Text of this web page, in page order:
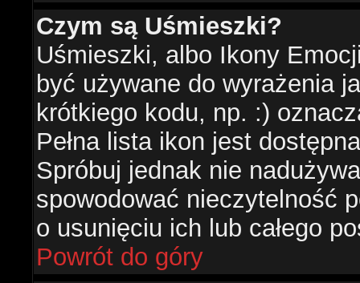
Czym są Uśmieszki?
Uśmieszki, albo Ikony
być używane do wyrażenia
krótkiego kodu, np. :)
Pełna lista ikon jest
Spróbuj jednak nie
spowodować nieczytelność
o usunięciu ich lub całego
Powrót do góry